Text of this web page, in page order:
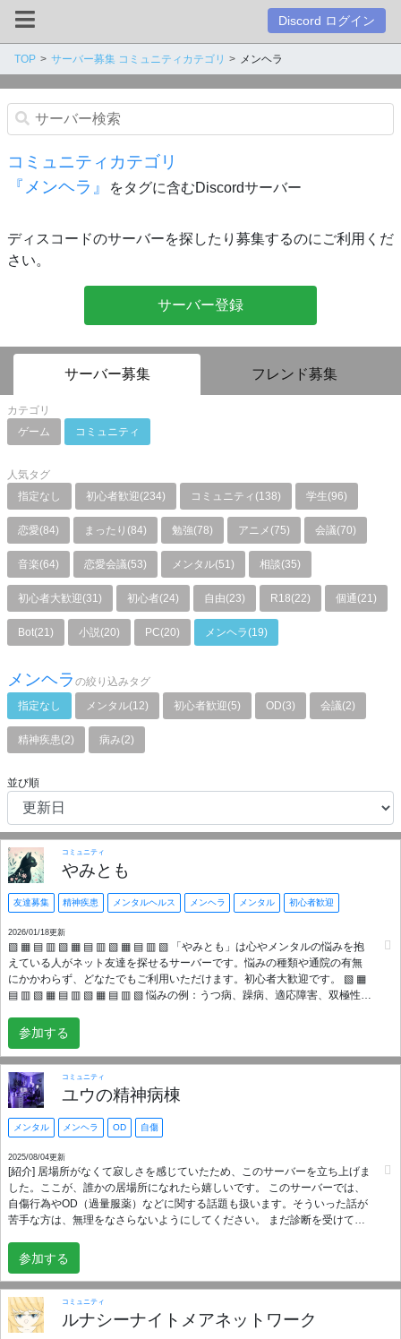
Discord ログイン
TOP サーバー募集 コミュニティカテゴリ メンヘラ
コミュニティカテゴリ
『メンヘラ』
をタグに含むDiscordサーバー
ディスコードのサーバーを探したり募集するのにご利用くだ
さい。
サーバー登録
サーバー募集 フレンド募集
カテゴリ
ゲーム
コミュニティ
人気タグ
指定なし
初心者歓迎(234) コミュニティ(138) 学生(96)
恋愛(84) まったり(84) 勉強(78) アニメ(75) 会議(70)
音楽(64) 恋愛会議(53) メンタル(51) 相談(35)
初心者大歓迎(31) 初心者(24) 自由(23) R18(22) 個通(21)
Bot(21) 小説(20) PC(20) メンヘラ(19)
メンヘラ の絞り込みタグ
指定なし
メンタル(12) 初心者歓迎(5) OD(3) 会議(2)
精神疾患(2) 病み(2)
並び順
コミュニティ
やみとも
友達募集 精神疾患 メンタルヘルス メンヘラ メンタル 初心者歓迎
2026/01/18更新
▧ ▦ ▤ ▥ ▧ ▦ ▤ ▥ ▧ ▦ ▤ ▥ ▧ 「やみとも」は心やメンタルの悩みを抱
えている人がネット友達を探せるサーバーです。悩みの種類や通院の有無
にかかわらず、どなたでもご利用いただけます。初心者大歓迎です。 ▧ ▦
▤ ▥ ▧ ▦ ▤ ▥ ▧ ▦ ▤ ▥ ▧ 悩みの例：うつ病、躁病、適応障害、双極性障
り、発達障害、ASD、ADHD、LD、グレーゾーン、自閉症、高次脳機能障
害、性同一性障害、PTSD、強迫性障害、摂食障害、過食症、拒食症、依存
症、睡眠障害、過眠症、不眠症、OD、自律神経失調症、トゥレット症候
群、認知症、知的障害、自傷行為、リストカット、HSP、学習障害、てん
かん、急性ストレス障害、気分障害、場面緘黙症、吃音症、心因性失声
症、パーソナリティ障害、愛着障害、アダルトチルドレン、ニート、不登
校、セクシャルマイノリティ、LGBTQ、PMS、PMDD など
参加する
コミュニティ
ユウの精神病棟
メンタル メンヘラ OD 自傷
2025/08/04更新
[紹介] 居場所がなくて寂しさを感じていたため、このサーバーを立ち上げま
した。ここが、誰かの居場所になれたら嬉しいです。 このサーバーでは、
自傷行為やOD（過量服薬）などに関する話題も扱います。そういった話が
苦手な方は、無理をなさらないようにしてください。 まだ診断を受けてい
る限り、誰にとっても安心して過ごせる場所にしていきたいと思っていま
す。 各チャンネルの用途については、PCの場合は画面上部、スマホの場合
は右側のメニューから確認できます。
参加する
コミュニティ
ルナシーナイトメアネットワーク